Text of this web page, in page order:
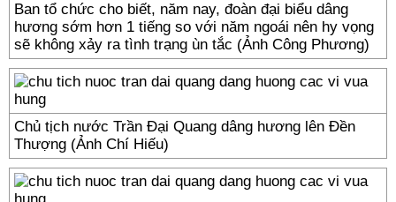
Ban tổ chức cho biết, năm nay, đoàn đại biểu dâng
hương sớm hơn 1 tiếng so với năm ngoái nên hy vọng
sẽ không xảy ra tình trạng ùn tắc (Ảnh Công Phương)
Chủ tịch nước Trần Đại Quang dâng hương lên Đền
Thượng (Ảnh Chí Hiếu)